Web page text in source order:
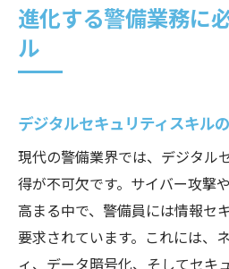
進化する警備業務に
ル
デジタルセキュリティスキル
現代の警備業界では、デジタル
得が不可欠です。サイバー攻撃
高まる中で、警備員には情報セ
要求されています。これには、
ィ、データ暗号化、そしてセキ